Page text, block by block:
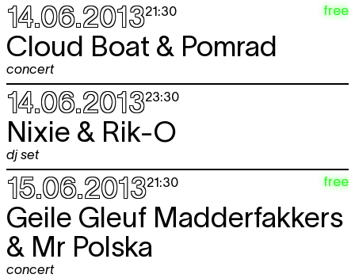
14.06.201321:30 free
Cloud Boat & Pomrad
concert
14.06.201323:30
Nixie & Rik-O
dj set
15.06.201321:30 free
Geile Gleuf Madderfakkers
& Mr Polska
concert